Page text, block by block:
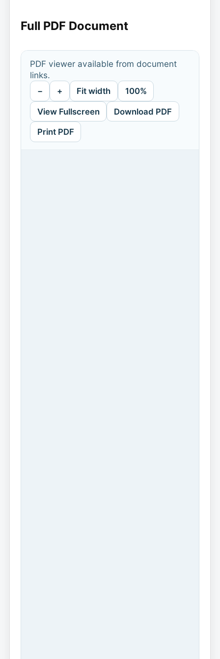
Full PDF Document
PDF viewer available from document
links.
− + Fit width 100%
View Fullscreen Download PDF
Print PDF